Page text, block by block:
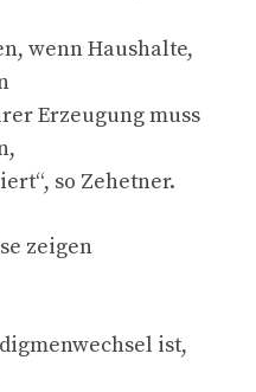
wenn Haushalte,
Erzeugung muss
so Zehetner.
zeigen
ist,